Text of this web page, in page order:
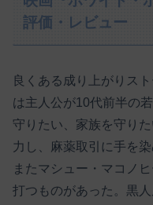
評価・レビュー
良くある成り上がりス
は主人公が10代前半の
守りたい、家族を守り
力し、麻薬取引に手を
またマシュー・マコノ
打つものがあった。黒